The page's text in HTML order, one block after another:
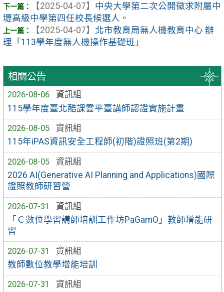
相關公告
2026-08-06
資訊組
115學年度臺北酷課雲平臺講師認證實施計畫
2026-08-05
資訊組
115年iPAS資訊安全工程師(初階)證照班(第2期)
2026-08-05
資訊組
2026 AI(Generative AI Planning and Applications)國際
證照教師研習營
2026-07-31
資訊組
「Ｃ數位學習講師培訓工作坊PaGamO」教師增能研
習
2026-07-31
資訊組
教師數位教學增能培訓
2026-07-31
資訊組
【2025-04-07】 中央大學第二次公開徵求附屬中
壢高級中學第四任校長候選人。
【2025-04-07】 北市教育局無人機教育中心 辦
理「113學年度無人機操作基礎班」